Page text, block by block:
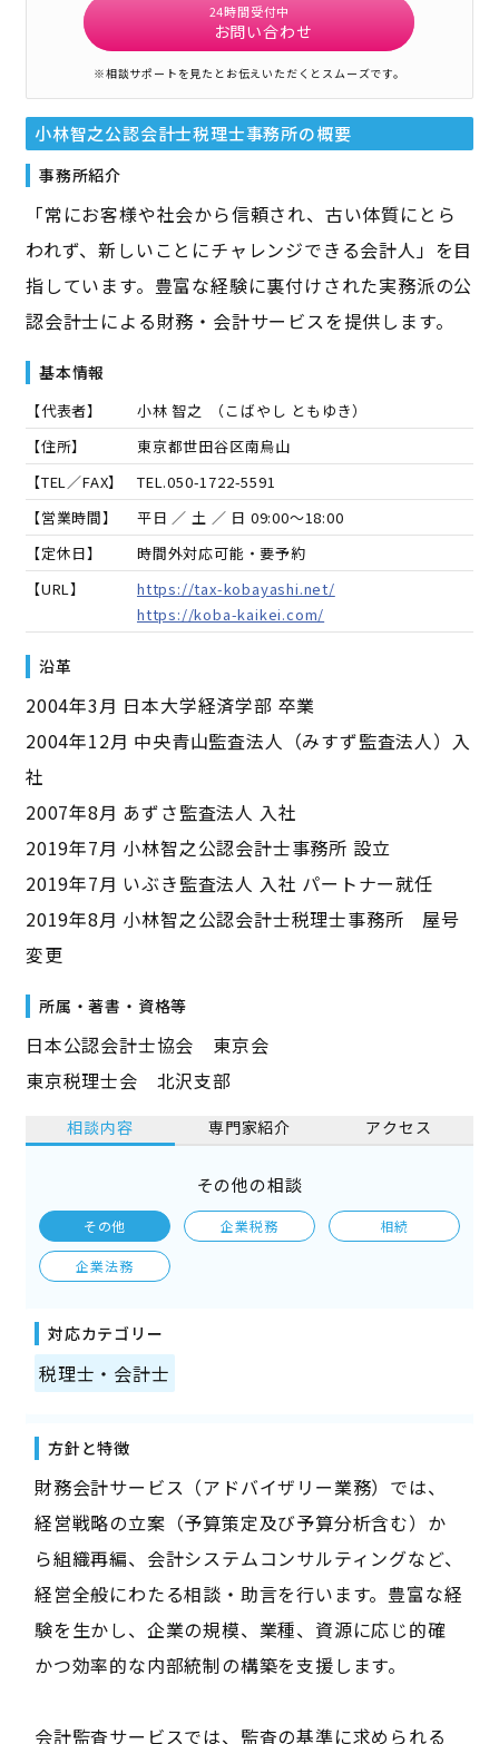
24時間受付中
お問い合わせ
※相談サポートを見たとお伝えいただくとスムーズです。
小林智之公認会計士税理士事務所の概要
事務所紹介
「常にお客様や社会から信頼され、古い体質にとら
われず、新しいことにチャレンジできる会計人」を目
指しています。豊富な経験に裏付けされた実務派の公
認会計士による財務・会計サービスを提供します。
基本情報
【代表者】 小林 智之 （こばやし ともゆき）
【住所】
東京都世田谷区南烏山
【TEL／FAX】
TEL.050-1722-5591
【営業時間】
平日 ／ 土 ／ 日 09:00～18:00
【定休日】
時間外対応可能・要予約
【URL】
https://tax-kobayashi.net/
https://koba-kaikei.com/
沿革
2004年3月 日本大学経済学部 卒業
2004年12月 中央青山監査法人（みすず監査法人）入
社
2007年8月 あずさ監査法人 入社
2019年7月 小林智之公認会計士事務所 設立
2019年7月 いぶき監査法人 入社 パートナー就任
2019年8月 小林智之公認会計士税理士事務所 屋号
変更
所属・著書・資格等
日本公認会計士協会 東京会
東京税理士会 北沢支部
相談内容 専門家紹介 アクセス
その他の相談
その他 企業税務 相続
企業法務
対応カテゴリー
税理士・会計士
方針と特徴
財務会計サービス（アドバイザリー業務）では、
経営戦略の立案（予算策定及び予算分析含む）か
ら組織再編、会計システムコンサルティングなど、
経営全般にわたる相談・助言を行います。豊富な経
験を生かし、企業の規模、業種、資源に応じ的確
かつ効率的な内部統制の構築を支援します。
会計監査サービスでは、監査の基準に求められる